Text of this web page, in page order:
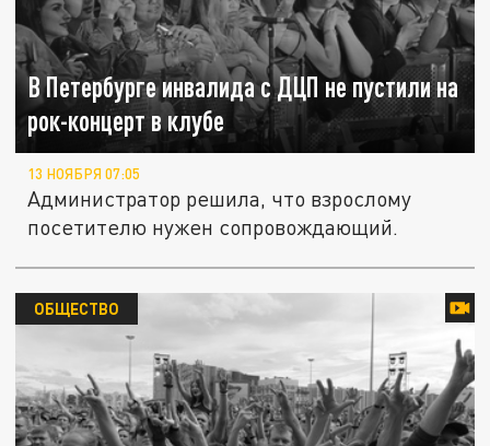
В Петербурге инвалида с ДЦП не пустили на
рок-концерт в клубе
13 НОЯБРЯ 07:05
Администратор решила, что взрослому
посетителю нужен сопровождающий.
ОБЩЕСТВО